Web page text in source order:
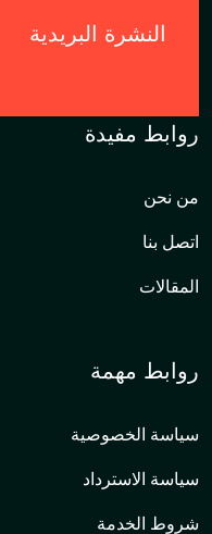
النشرة البريدية
روابط مفيدة
من نحن
اتصل بنا
المقالات
روابط مهمة
سياسة الخصوصية
سياسة الاسترداد
شروط الخدمة